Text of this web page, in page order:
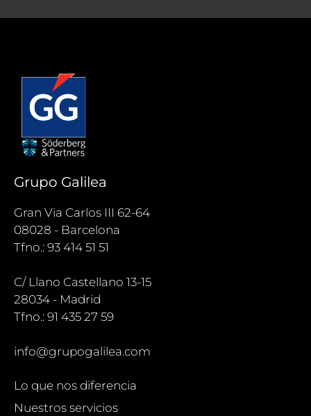
Grupo Galilea
Gran Via Carlos III 62-64
08028 - Barcelona
Tfno.: 93 414 51 51
C/ Llano Castellano 13-15
28034 - Madrid
Tfno.: 91 435 27 59
info@grupogalilea.com
Lo que nos diferencia
Nuestros servicios